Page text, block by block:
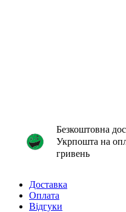
Безкоштовна
Укрпошта на
гривень
Доставка
Оплата
Відгуки